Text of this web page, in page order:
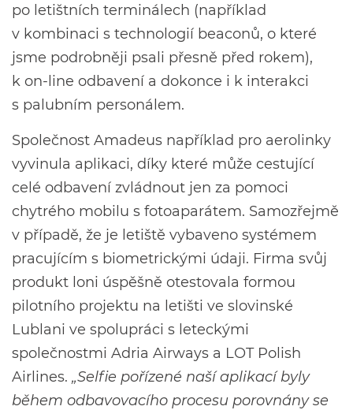
po letištních terminálech (například
v kombinaci s technologií beaconů, o které
jsme podrobněji psali přesně před rokem),
k on-line odbavení a dokonce i k interakci
s palubním personálem.
Společnost Amadeus například pro aerolinky
vyvinula aplikaci, díky které může cestující
celé odbavení zvládnout jen za pomoci
chytrého mobilu s fotoapa­rátem. Samozřejmě
v případě, že je letiště vybaveno systémem
pracujícím s biometrickými údaji. Firma svůj
produkt loni úspěšně otestovala formou
pilotního projektu na letišti ve slovinské
Lublani ve spolupráci s leteckými
společnostmi Adria Airways a LOT Polish
Airlines. ­ „Selfie pořízené naší aplikací byly
během odbavovacího procesu porovnány se